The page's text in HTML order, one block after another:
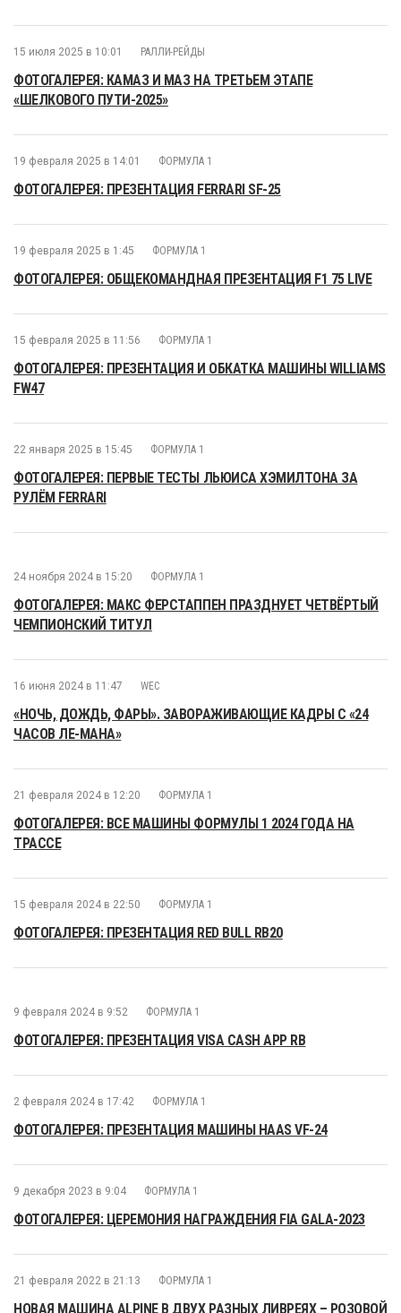
15 июля 2025 в 10:01 РАЛЛИ-РЕЙДЫ
ФОТОГАЛЕРЕЯ: КАМАЗ И МАЗ НА ТРЕТЬЕМ ЭТАПЕ
«ШЕЛКОВОГО ПУТИ-2025»
19 февраля 2025 в 14:01 ФОРМУЛА 1
ФОТОГАЛЕРЕЯ: ПРЕЗЕНТАЦИЯ FERRARI SF-25
19 февраля 2025 в 1:45 ФОРМУЛА 1
ФОТОГАЛЕРЕЯ: ОБЩЕКОМАНДНАЯ ПРЕЗЕНТАЦИЯ F1 75 LIVE
15 февраля 2025 в 11:56 ФОРМУЛА 1
ФОТОГАЛЕРЕЯ: ПРЕЗЕНТАЦИЯ И ОБКАТКА МАШИНЫ WILLIAMS
FW47
22 января 2025 в 15:45 ФОРМУЛА 1
ФОТОГАЛЕРЕЯ: ПЕРВЫЕ ТЕСТЫ ЛЬЮИСА ХЭМИЛТОНА ЗА
РУЛЁМ FERRARI
24 ноября 2024 в 15:20 ФОРМУЛА 1
ФОТОГАЛЕРЕЯ: МАКС ФЕРСТАППЕН ПРАЗДНУЕТ ЧЕТВЁРТЫЙ
ЧЕМПИОНСКИЙ ТИТУЛ
16 июня 2024 в 11:47 WEC
«НОЧЬ, ДОЖДЬ, ФАРЫ». ЗАВОРАЖИВАЮЩИЕ КАДРЫ С «24
ЧАСОВ ЛЕ-МАНА»
21 февраля 2024 в 12:20 ФОРМУЛА 1
ФОТОГАЛЕРЕЯ: ВСЕ МАШИНЫ ФОРМУЛЫ 1 2024 ГОДА НА
ТРАССЕ
15 февраля 2024 в 22:50 ФОРМУЛА 1
ФОТОГАЛЕРЕЯ: ПРЕЗЕНТАЦИЯ RED BULL RB20
9 февраля 2024 в 9:52 ФОРМУЛА 1
ФОТОГАЛЕРЕЯ: ПРЕЗЕНТАЦИЯ VISA CASH APP RB
2 февраля 2024 в 17:42 ФОРМУЛА 1
ФОТОГАЛЕРЕЯ: ПРЕЗЕНТАЦИЯ МАШИНЫ HAAS VF-24
9 декабря 2023 в 9:04 ФОРМУЛА 1
ФОТОГАЛЕРЕЯ: ЦЕРЕМОНИЯ НАГРАЖДЕНИЯ FIA GALA-2023
21 февраля 2022 в 21:13 ФОРМУЛА 1
НОВАЯ МАШИНА ALPINE В ДВУХ РАЗНЫХ ЛИВРЕЯХ – РОЗОВОЙ